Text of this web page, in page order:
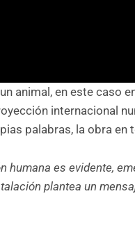
animal, en este caso
internacional
palabras, la obra en
humana es evidente,
plantea un